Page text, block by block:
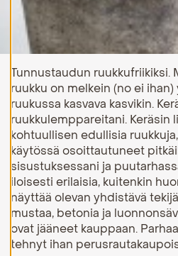
H
ä
k
s
y
k
a
i
k
k
i
e
v
ä
s
t
e
e
t
Tunnustaudun ruukkufriikiksi.
ruukku on melkein (no ei ihan)
ruukussa kasvava kasvikin.
ruukkulemppareitani. Keräsin
kohtuullisen edullisia
käytössä osoittautuneet
sisustuksessani ja
iloisesti erilaisia, kuitenkin
näyttää olevan yhdistävä
mustaa, betonia ja
ovat jääneet kauppaan.
tehnyt ihan